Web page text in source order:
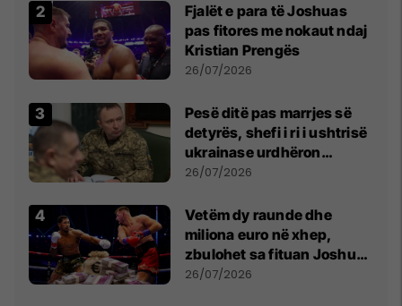
Fjalët e para të Joshuas
pas fitores me nokaut ndaj
Kristian Prengës
26/07/2026
Pesë ditë pas marrjes së
detyrës, shefi i ri i ushtrisë
ukrainase urdhëron
kontroll të madh
26/07/2026
Vetëm dy raunde dhe
miliona euro në xhep,
zbulohet sa fituan Joshua
e Prenga
26/07/2026